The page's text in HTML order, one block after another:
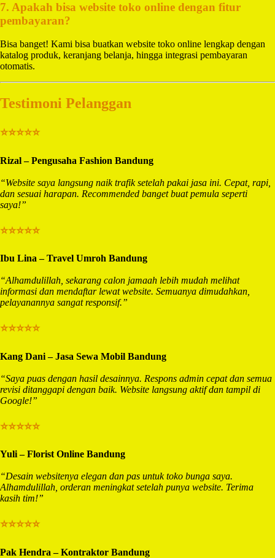
7. Apakah bisa website toko online dengan fitur
pembayaran?
Bisa banget! Kami bisa buatkan website toko online lengkap dengan
katalog produk, keranjang belanja, hingga integrasi pembayaran
otomatis.
Testimoni Pelanggan
⭐⭐⭐⭐⭐
Rizal – Pengusaha Fashion Bandung
“Website saya langsung naik trafik setelah pakai jasa ini. Cepat, rapi,
dan sesuai harapan. Recommended banget buat pemula seperti
saya!”
⭐⭐⭐⭐⭐
Ibu Lina – Travel Umroh Bandung
“Alhamdulillah, sekarang calon jamaah lebih mudah melihat
informasi dan mendaftar lewat website. Semuanya dimudahkan,
pelayanannya sangat responsif.”
⭐⭐⭐⭐⭐
Kang Dani – Jasa Sewa Mobil Bandung
“Saya puas dengan hasil desainnya. Respons admin cepat dan semua
revisi ditanggapi dengan baik. Website langsung aktif dan tampil di
Google!”
⭐⭐⭐⭐⭐
Yuli – Florist Online Bandung
“Desain websitenya elegan dan pas untuk toko bunga saya.
Alhamdulillah, orderan meningkat setelah punya website. Terima
kasih tim!”
⭐⭐⭐⭐⭐
Pak Hendra – Kontraktor Bandung